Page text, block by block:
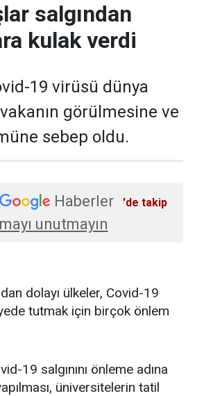
salgından
kulak verdi
19 virüsü dünya
görülmesine ve
sebep oldu.
Haberler
'de takip
unutmayın
dolayı ülkeler, Covid-19
tutmak için birçok önlem
19 salgınını önleme adına
üniversitelerin tatil